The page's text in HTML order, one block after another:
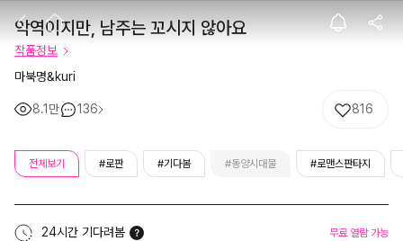
악역이지만, 남주
악역이지만, 남주는 꼬시지 않아요
작품정보
마북명&kuri
8.1만 136 816
전체보기 #로판 #기다봄 #동양시대물 #로맨스판타지
24시간 기다려봄 무료 열람 가능